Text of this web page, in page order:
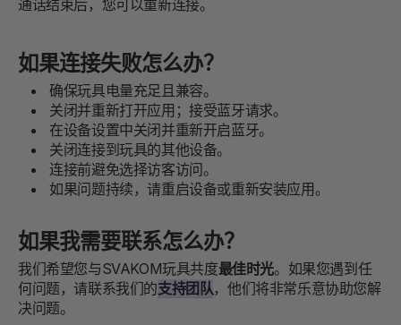
通话结束后，您可以重新连接。
如果连接失败怎么办？
确保玩具电量充足且兼容。
关闭并重新打开应用；接受蓝牙请求。
在设备设置中关闭并重新开启蓝牙。
关闭连接到玩具的其他设备。
连接前避免选择访客访问。
如果问题持续，请重启设备或重新安装应用。
如果我需要联系怎么办？
我们希望您与SVAKOM玩具共度最佳时光。如果您遇到任
何问题，请联系我们的支持团队，他们将非常乐意协助您解
决问题。